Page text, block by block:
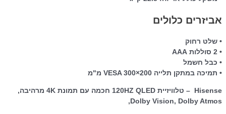
אביזרים כלולים
• שלט רחוק
• 2 סוללות AAA
• כבל חשמל
• תמיכה במתקן תלייה VESA 300×200 מ"מ
Hisense – טלוויזיית 120HZ QLED חכמה עם תמונת 4K מרהיבה,
Dolby Vision, Dolby Atmos,